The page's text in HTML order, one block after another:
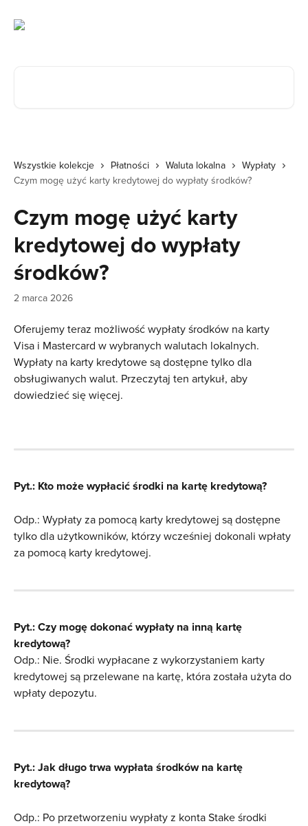
Wszystkie kolekcje Płatności Waluta lokalna
Wypłaty
Czym mogę użyć karty kredytowej do wypłaty środków?
Czym mogę użyć karty
kredytowej do wypłaty
środków?
2 marca 2026
Oferujemy teraz możliwość wypłaty środków na karty
Visa i Mastercard w wybranych walutach lokalnych.
Wypłaty na karty kredytowe są dostępne tylko dla
obsługiwanych walut. Przeczytaj ten artykuł, aby
dowiedzieć się więcej.
Pyt.: Kto może wypłacić środki na kartę kredytową?
Odp.: Wypłaty za pomocą karty kredytowej są dostępne
tylko dla użytkowników, którzy wcześniej dokonali wpłaty
za pomocą karty kredytowej.
Pyt.: Czy mogę dokonać wypłaty na inną kartę
kredytową?
Odp.: Nie. Środki wypłacane z wykorzystaniem karty
kredytowej są przelewane na kartę, która została użyta do
wpłaty depozytu.
Pyt.: Jak długo trwa wypłata środków na kartę
kredytową?
Odp.: Po przetworzeniu wypłaty z konta Stake środki